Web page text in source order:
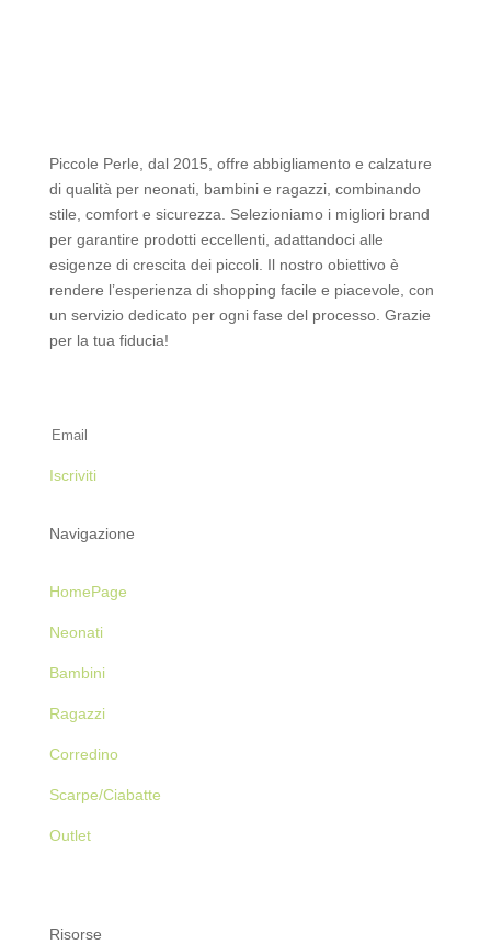
Piccole Perle, dal 2015, offre abbigliamento e calzature
di qualità per neonati, bambini e ragazzi, combinando
stile, comfort e sicurezza. Selezioniamo i migliori brand
per garantire prodotti eccellenti, adattandoci alle
esigenze di crescita dei piccoli. Il nostro obiettivo è
rendere l’esperienza di shopping facile e piacevole, con
un servizio dedicato per ogni fase del processo. Grazie
per la tua fiducia!
Iscriviti
Navigazione
HomePage
Neonati
Bambini
Ragazzi
Corredino
Scarpe/Ciabatte
Outlet
Risorse